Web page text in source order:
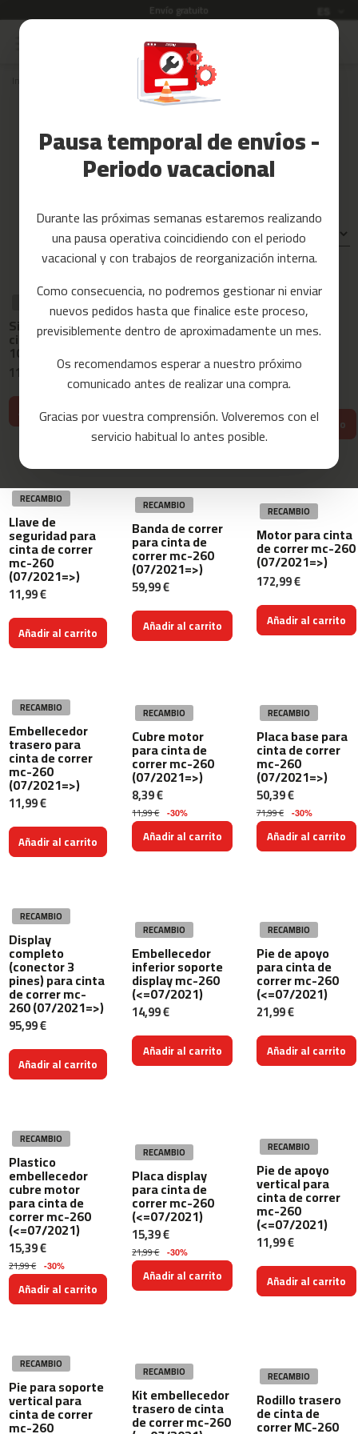
Pausa temporal de envíos -
Periodo vacacional
Durante las próximas semanas estaremos realizando
una pausa operativa coincidiendo con el periodo
vacacional y con trabajos de reorganización interna.
Como consecuencia, no podremos gestionar ni enviar
nuevos pedidos hasta que finalice este proceso,
previsiblemente dentro de aproximadamente un mes.
Os recomendamos esperar a nuestro próximo
comunicado antes de realizar una compra.
Gracias por vuestra comprensión. Volveremos con el
servicio habitual lo antes posible.
Envío gratuito
Yoga
regalo
Reacondicionados
r
e
r
m
c
-
8
0
m
m
c
-
1
0
0
m
0
m
c
-
1
6
0
m
c
0
m
c
-
2
6
0
m
0
m
c
-
cintas de correr MC-260
Recambios para cinta de correr
MC-260
Ordenar por:
Silicona para
cinta de correr x
10ml
11,99 €
Añadir al carrito
RECAMBIO
Ruedas para
cinta de correr
(07/2021=>)
8,39 €
Añadir al carrito
RECAMBIO
Kit de
herramientas
para cinta de
correr mc-260
(07/2021=>)
11,99 €
Añadir al carrito
RECAMBIO
Llave de
seguridad para
cinta de correr
mc-260
(07/2021=>)
11,99 €
Añadir al carrito
RECAMBIO
Banda de correr
para cinta de
correr mc-260
(07/2021=>)
59,99 €
Añadir al carrito
RECAMBIO
Motor para cinta
de correr mc-260
(07/2021=>)
172,99 €
Añadir al carrito
RECAMBIO
Embellecedor
trasero para
cinta de correr
mc-260
(07/2021=>)
11,99 €
Añadir al carrito
RECAMBIO
Cubre motor
para cinta de
correr mc-260
(07/2021=>)
8,39 €
11,99 € -30%
Añadir al carrito
RECAMBIO
Placa base para
cinta de correr
mc-260
(07/2021=>)
50,39 €
71,99 € -30%
Añadir al carrito
RECAMBIO
Display
completo
(conector 3
pines) para cinta
de correr mc-
260 (07/2021=>)
95,99 €
Añadir al carrito
RECAMBIO
Embellecedor
inferior soporte
display mc-260
(<=07/2021)
14,99 €
Añadir al carrito
RECAMBIO
Pie de apoyo
para cinta de
correr mc-260
(<=07/2021)
21,99 €
Añadir al carrito
RECAMBIO
Plastico
embellecedor
cubre motor
para cinta de
correr mc-260
(<=07/2021)
15,39 €
21,99 € -30%
Añadir al carrito
RECAMBIO
Placa display
para cinta de
correr mc-260
(<=07/2021)
15,39 €
21,99 € -30%
Añadir al carrito
RECAMBIO
Pie de apoyo
vertical para
cinta de correr
mc-260
(<=07/2021)
11,99 €
Añadir al carrito
RECAMBIO
Pie para soporte
vertical para
cinta de correr
mc-260
RECAMBIO
Kit embellecedor
trasero de cinta
de correr mc-260
RECAMBIO
Rodillo trasero
de cinta de
correr MC-260